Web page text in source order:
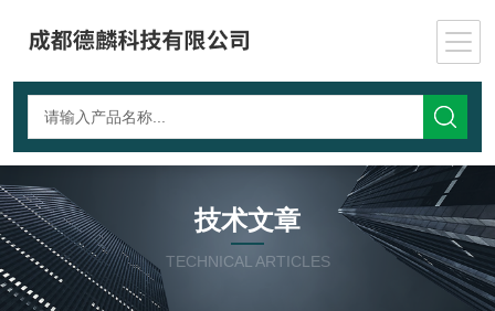
技术文章
TECHNICAL ARTICLES